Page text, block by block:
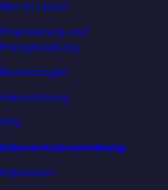
Wer ist Liora?
Finanzierung und
Preisgestaltung
Bewertungen
Hausordnung
FAQ
Datenschutzverordnung
Impressum